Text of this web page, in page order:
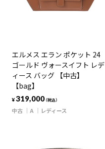
エルメス エラン ポケット 24
ゴールド ヴォースイフト レデ
ィース バッグ 【中古】
【bag】
¥319,000（税込）
中古 A レディース